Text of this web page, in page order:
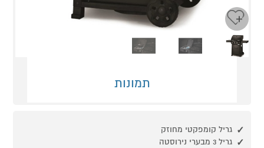
תמונות
גריל קומפקטי מחוזק
גריל 3 מבערי נירוסטה